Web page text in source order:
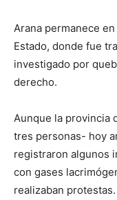
Arana permanece
Estado, donde fue
investigado por
derecho.
Aunque la provincia
tres personas- hoy
registraron algunos
con gases
realizaban protestas.